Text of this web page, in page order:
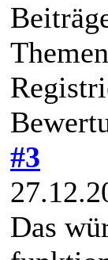
#3
Das